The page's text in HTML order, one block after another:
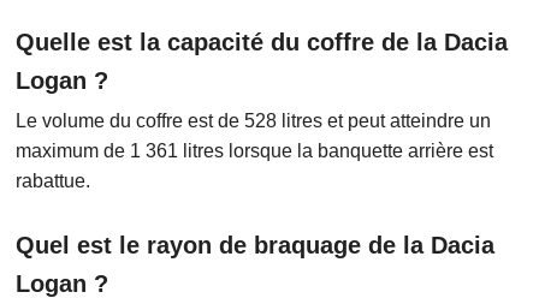
Quelle est la capacité du coffre de la Dacia
Logan ?
Le volume du coffre est de 528 litres et peut atteindre un
maximum de 1 361 litres lorsque la banquette arrière est
rabattue.
Quel est le rayon de braquage de la Dacia
Logan ?